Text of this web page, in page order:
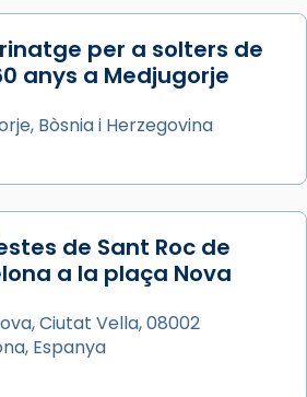
història de sant Cugat, a
sorgeix la tradició
(“relatiu a Júlia”) i
a Semprònia =
seves. I l’any 1667, el
Roig, afirma en una obra
filles de l’antiga Iluro.
les relíq
per a solters de
anys a Medjugorje
Bòsnia i Herzegovina
de Sant Roc de
a la plaça Nova
Ciutat Vella, 08002
Espanya